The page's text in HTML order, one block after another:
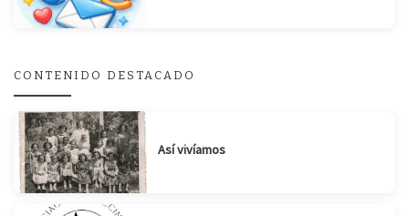
CONTENIDO DESTACADO
Así vivíamos